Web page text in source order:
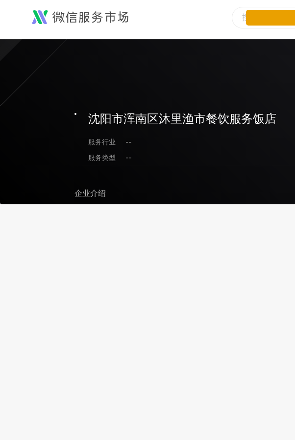
沈阳市浑南区沐里渔市餐饮服务饭店
服务行业
--
服务类型
--
企业介绍